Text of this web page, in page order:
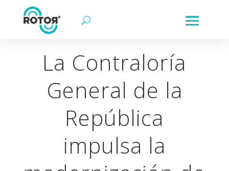
La Contraloría
General de la
República
impulsa la